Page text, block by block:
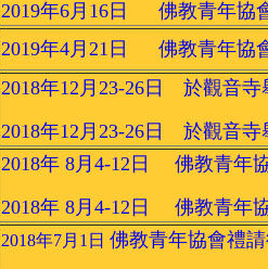
2019年6月16日 佛教青年協
2019年4月21日 佛教青年協
2018年12月23-26日 於觀音
2018年12月23-26日 於觀音
2018年 8月4-12日 佛教青年
2018年 8月4-12日 佛教青年
2018年7月1日 佛教青年協會禮